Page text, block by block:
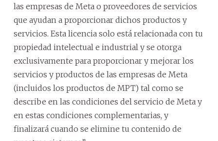
las empresas de Meta o proveedores de servicios
que ayudan a proporcionar dichos productos y
servicios. Esta licencia solo está relacionada con tu
propiedad intelectual e industrial y se otorga
exclusivamente para proporcionar y mejorar los
servicios y productos de las empresas de Meta
(incluidos los productos de MPT) tal como se
describe en las condiciones del servicio de Meta y
en estas condiciones complementarias, y
finalizará cuando se elimine tu contenido de